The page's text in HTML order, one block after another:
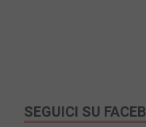
SEGUICI SU